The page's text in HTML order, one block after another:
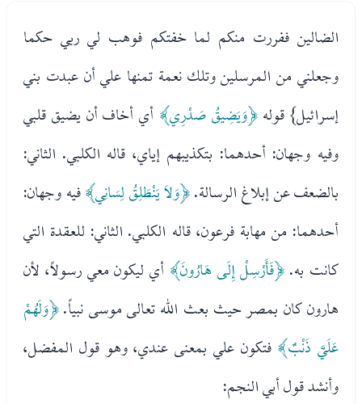
الضالين ففررت منكم لما خفتكم فوهب لي ربي حكما
وجعلني من المرسلين وتلك نعمة تمنها علي أن عبدت بني
إسرائيل} قوله﴿وَيَضِيقُ صَدْرِي﴾ أي أخاف أن يضيق قلبي
وفيه وجهان: أحدهما: بتكذيبهم إياي، قاله الكلبي. الثاني:
بالضعف عن إبلاغ الرسالة.﴿وَلاَ يَنْطَلِقُ لِسَانِي﴾فيه وجهان:
أحدهما: من مهابة فرعون، قاله الكلبي. الثاني: للعقدة التي
كانت به.﴿فَأَرْسِلْ إِلَى هَارُونَ﴾ أي ليكون معي رسولاً، لأن
هارون كان بمصر حيث بعث الله تعالى موسى نبياً.﴿وَلَهُمْ
عَلَيَّ ذَنْبٌ﴾ فتكون علي بمعنى عندي، وهو قول المفضل،
وأنشد قول أبي النجم: